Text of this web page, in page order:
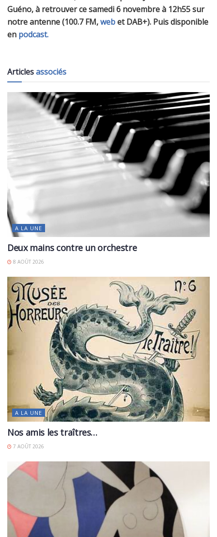
Guéno, à retrouverce samedi 6 novembre à 12h55 sur
notre antenne (100.7 FM,webet DAB+). Puis disponible
en podcast.
Articlesassociés
A LA UNE
Deux mains contre un orchestre
8 AOÛT 2026
A LA UNE
Nos amis les traîtres…
7 AOÛT 2026